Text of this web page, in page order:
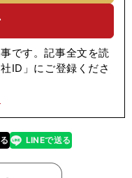
です。記事全文を読
ID」にご登録くださ
LINEで送る